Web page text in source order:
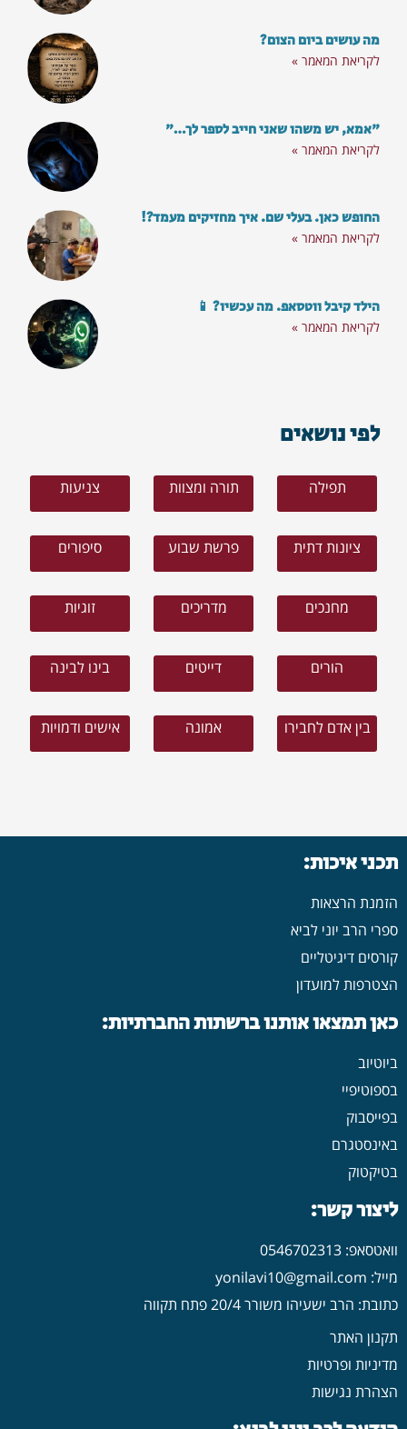
מה עושים ביום הצום?
לקריאת המאמר »
"אמא, יש משהו שאני חייב לספר לך…"
לקריאת המאמר »
החופש כאן. בעלי שם. איך מחזיקים מעמד?!
לקריאת המאמר »
הילד קיבל ווטסאפ. מה עכשיו? 📱
לקריאת המאמר »
לפי נושאים
תפילה תורה ומצוות צניעות
ציונות דתית פרשת שבוע סיפורים
מחנכים מדריכים זוגיות
הורים דייטים בינו לבינה
בין אדם לחבירו אמונה אישים ודמויות
תכני איכות:
הזמנת הרצאות
ספרי הרב יוני לביא
קורסים דיגיטליים
הצטרפות למועדון
כאן תמצאו אותנו ברשתות החברתיות:
ביוטיוב
בספוטיפיי
בפייסבוק
באינסטגרם
בטיקטוק
ליצור קשר:
וואטסאפ: 0546702313
מייל: yonilavi10@gmail.com
כתובת: הרב ישעיהו משורר 20/4 פתח תקווה
תקנון האתר
מדיניות ופרטיות
הצהרת נגישות
הצטרפו לקהילת 'מילה טובה' וקבלו פעם
את הניוזלטר שלנו עם מענה על השאלות הכי
בוערות
סרטוני השראה וכלים מעולים לחיים:
הצטרף